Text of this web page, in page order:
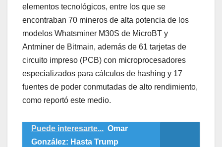
elementos tecnológicos, entre los que se
encontraban 70 mineros de alta potencia de los
modelos Whatsminer M30S de MicroBT y
Antminer de Bitmain, además de 61 tarjetas de
circuito impreso (PCB) con microprocesadores
especializados para cálculos de hashing y 17
fuentes de poder conmutadas de alto rendimiento,
como reportó este medio.
Puede interesarte... Omar
González: Hasta Trump